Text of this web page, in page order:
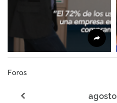
Foros
agosto